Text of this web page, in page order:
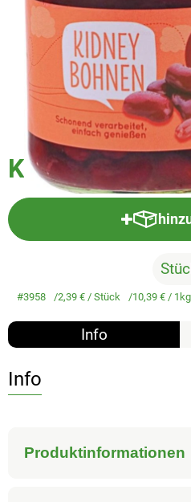
Veggie & Vegan
Backwaren
Trockensortiment
Getränke
Natur-Drogerie
AllerLiebe
Kidney Bohnen
#3958 2,39 € / Stück 10,39 € / 1kg
Info
Info
Produktinformationen